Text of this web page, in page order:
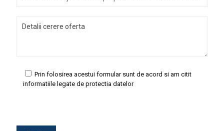
Prin folosirea acestui formular sunt de acord si am citit
informatiile legate de protectia datelor